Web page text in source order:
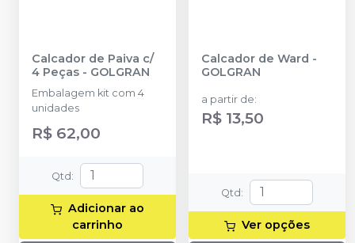
Calcador de Paiva c/
4 Peças - GOLGRAN
Embalagem kit com 4
unidades
R$ 62,00
Qtd :
Adicionar ao
carrinho
Calcador de Ward -
GOLGRAN
a partir de:
R$ 13,50
Qtd :
Ver opções